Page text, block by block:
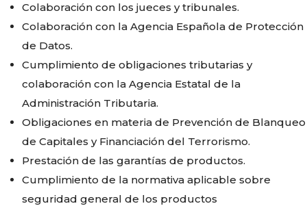
Colaboración con los jueces y tribunales.
Colaboración con la Agencia Española de Protección
de Datos.
Cumplimiento de obligaciones tributarias y
colaboración con la Agencia Estatal de la
Administración Tributaria.
Obligaciones en materia de Prevención de Blanqueo
de Capitales y Financiación del Terrorismo.
Prestación de las garantías de productos.
Cumplimiento de la normativa aplicable sobre
seguridad general de los productos